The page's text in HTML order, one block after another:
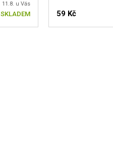
11.8. u Vás
SKLADEM 59 Kč